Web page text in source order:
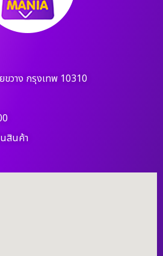
ขวาง กรุงเทพ 10310
สินค้า